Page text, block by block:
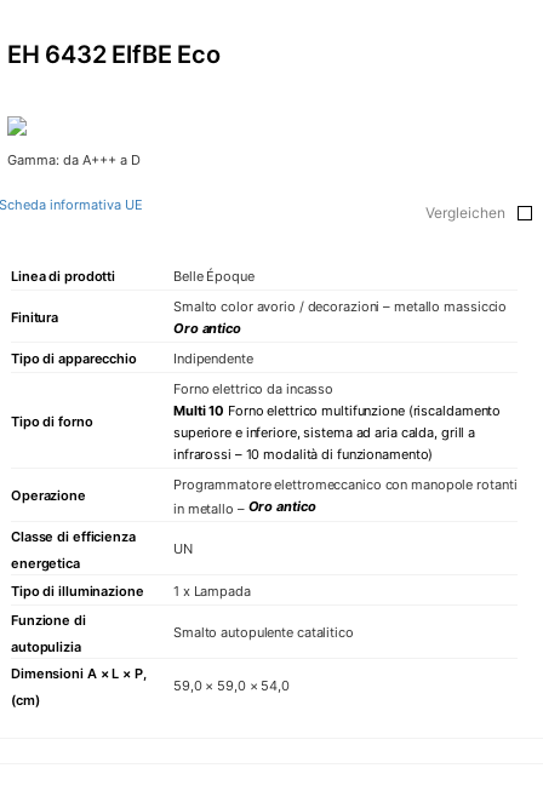
EH 6432 ElfBE Eco
Gamma: da A+++ a D
Scheda informativa UE Vergleichen
Linea di prodotti Belle Époque
Finitura
Smalto color avorio / decorazioni – metallo massiccio
Oro antico
Tipo di apparecchio
Indipendente
Tipo di forno
Forno elettrico da incasso
Multi 10 Forno elettrico multifunzione (riscaldamento
superiore e inferiore, sistema ad aria calda, grill a
infrarossi – 10 modalità di funzionamento)
Operazione
Programmatore elettromeccanico con manopole rotanti
in metallo – Oro antico
Classe di efficienza
energetica
UN
Tipo di illuminazione
1 x Lampada
Funzione di
autopulizia
Smalto autopulente catalitico
Dimensioni A × L × P,
(cm)
59,0 × 59,0 × 54,0